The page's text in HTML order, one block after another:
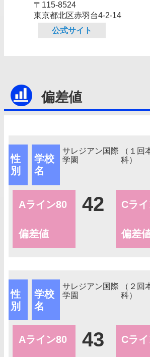
〒115-8524
東京都北区赤羽台4‐2‐14
公式サイト
偏差値
性
別
学校
名
サレジアン国際
学園
（１回
科）
Aライン80
偏差値
42 Cラ
偏差
性
別
学校
名
サレジアン国際
学園
（２回
科）
Aライン80 43 Cラ